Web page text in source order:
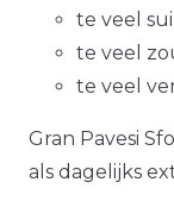
te veel
te veel
te veel
Gran Pavesi
als dagelijks